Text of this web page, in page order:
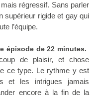
régressif. Sans parler
supérieur rigide et gay qui
l’équipe.
épisode de 22 minutes.
de plaisir, et chose
ce type. Le rythme y est
et les intrigues jamais
encore à la fin de la